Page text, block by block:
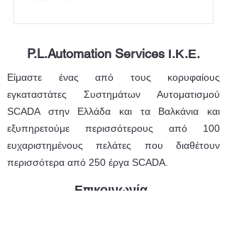
P.L.Automation Services Ι.Κ.Ε.
Είμαστε ένας από τους κορυφαίους
εγκαταστάτες Συστημάτων Αυτοματισμού
SCADA στην Ελλάδα και τα Βαλκάνια και
εξυπηρετούμε περισσότερους από 100
ευχαριστημένους πελάτες που διαθέτουν
περισσότερα από 250 έργα SCADA.
Επικοινωνία